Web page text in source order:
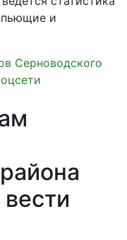
пьющие и